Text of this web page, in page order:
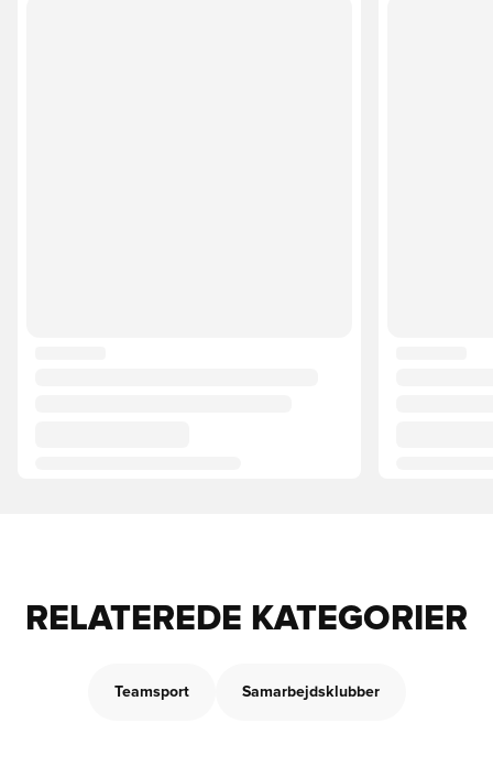
RELATEREDE KATEGORIER
Teamsport Samarbejdsklubber